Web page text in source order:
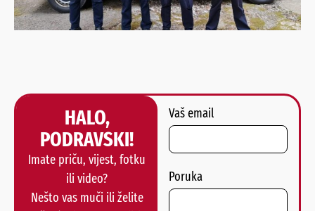
HALO,
PODRAVSKI!
Imate priču, vijest, fotku
ili video?
Nešto vas muči ili želite
Vaš email
Poruka